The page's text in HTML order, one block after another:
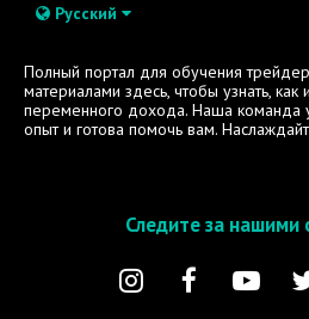
Русский
Полный портал для обучения
материалами здесь, чтобы узнать, как
переменного дохода. Наша команда
опыт и готова помочь вам.
Следите за нашими